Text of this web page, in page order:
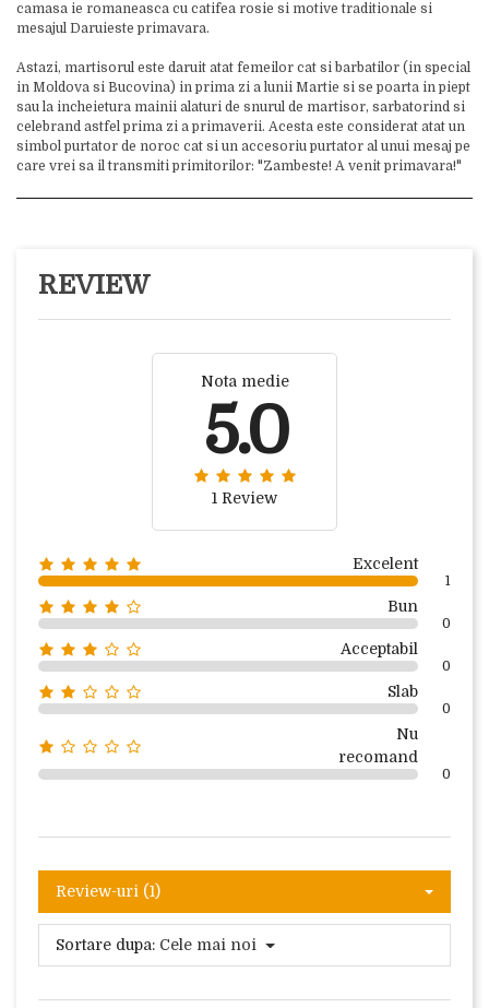
camasa ie romaneasca cu catifea rosie si motive traditionale si
mesajul Daruieste primavara.
Astazi, martisorul este daruit atat femeilor cat si barbatilor (in special
in Moldova si Bucovina) in prima zi a lunii Martie si se poarta in piept
sau la incheietura mainii alaturi de snurul de martisor, sarbatorind si
celebrand astfel prima zi a primaverii. Acesta este considerat atat un
simbol purtator de noroc cat si un accesoriu purtator al unui mesaj pe
care vrei sa il transmiti primitorilor: "Zambeste! A venit primavara!"
REVIEW
Nota medie
5.0
1 Review
Excelent
1
Bun
0
Acceptabil
0
Slab
0
Nu
recomand
0
Review-uri (1)
Sortare dupa: Cele mai noi